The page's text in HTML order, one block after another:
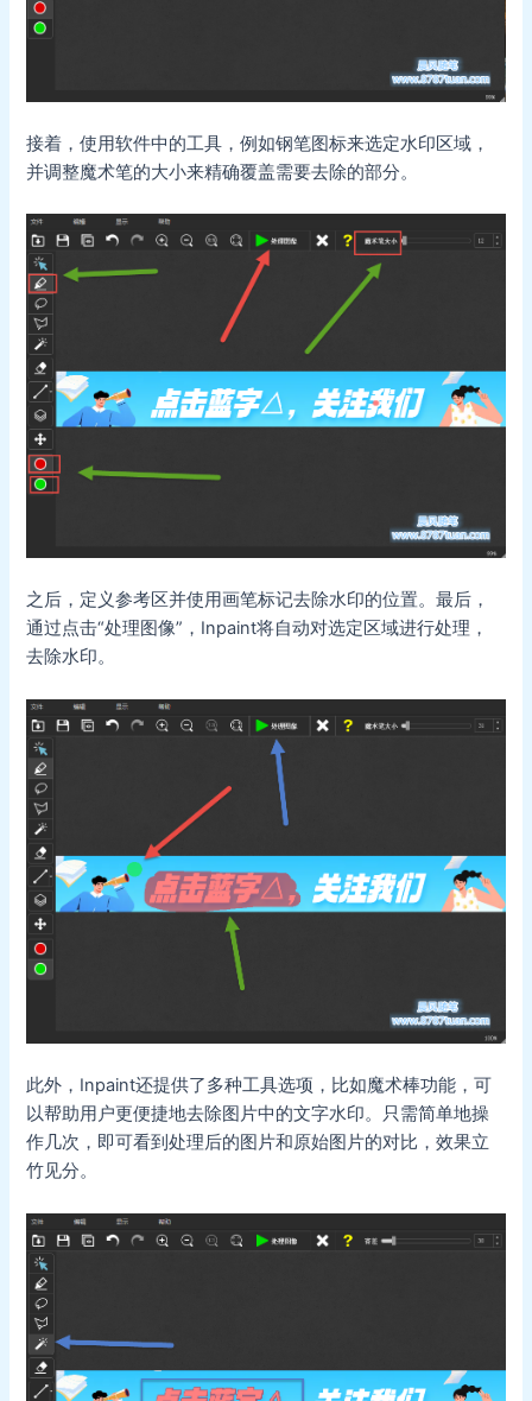
接着，使用软件中的工具，例如钢笔图标来选定水印区域，
并调整魔术笔的大小来精确覆盖需要去除的部分。
之后，定义参考区并使用画笔标记去除水印的位置。最后，
通过点击“处理图像”，Inpaint将自动对选定区域进行处理，
去除水印。
此外，Inpaint还提供了多种工具选项，比如魔术棒功能，可
以帮助用户更便捷地去除图片中的文字水印。只需简单地操
作几次，即可看到处理后的图片和原始图片的对比，效果立
竹见分。